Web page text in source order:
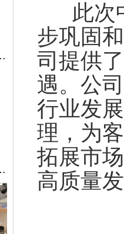
集团开展调研交流
5次学习（扩大）会议
此次中
步巩固
司提供
遇。公
行业发
理，为
拓展市
高质量